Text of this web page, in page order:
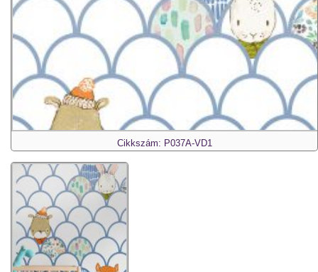
Cikkszám: P037A-VD1